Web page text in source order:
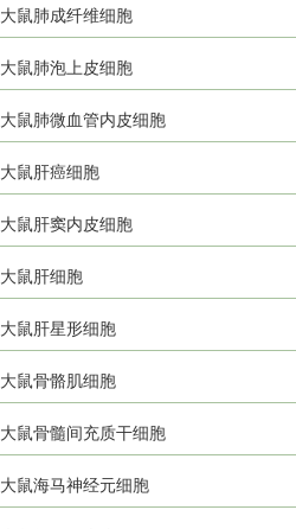
大鼠肺成纤维细胞
大鼠肺泡上皮细胞
大鼠肺微血管内皮细胞
大鼠肝癌细胞
大鼠肝窦内皮细胞
大鼠肝细胞
大鼠肝星形细胞
大鼠骨骼肌细胞
大鼠骨髓间充质干细胞
大鼠海马神经元细胞